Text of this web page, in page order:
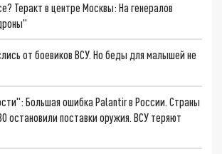
Теракт в центре Москвы: На генералов
от боевиков ВСУ. Но беды для малышей не
Большая ошибка Palantir в России. Страны
остановили поставки оружия. ВСУ теряют